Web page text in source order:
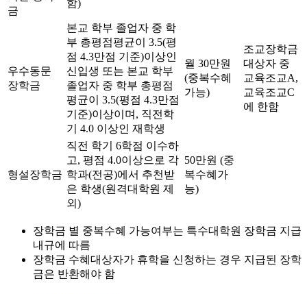
금
함)
우수동문
장학금
본교 학부 졸업자 중 학
부 총평점평균이 3.5(평
점 4.3만점 기준)이상인
신입생 또는 본교 학부
졸업자 중 학부 총평점
평균이 3.5(평점 4.3만점
기준)이상이며, 직전학
기 4.0 이상인 재학생
월 30만원
(중복수혜
가능)
조교장학금
대상자 중
교육조교A,
교육조교C
에 한함
형설장학금
직전 학기 6학점 이수하
고, 평점 4.0이상으로 각
학과(전공)에서 추천받
은 학생(원격대학원 제
외)
50만원 (중
복수혜가
능)
장학금 별 중복수혜 가능여부는 특수대학원 장학금 지급
내규에 따름
장학금 수혜대상자가 휴학을 신청하는 경우 지급된 장학
금은 반환해야 함